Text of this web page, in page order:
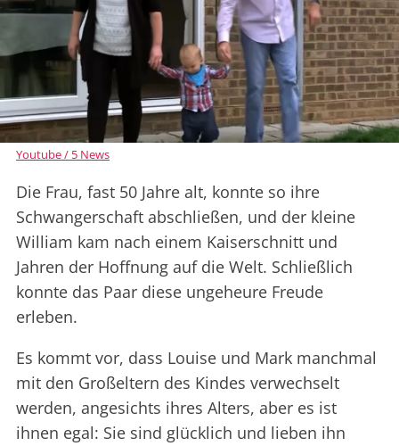
Youtube / 5 News
Die Frau, fast 50 Jahre alt, konnte so ihre
Schwangerschaft abschließen, und der kleine
William kam nach einem Kaiserschnitt und
Jahren der Hoffnung auf die Welt. Schließlich
konnte das Paar diese ungeheure Freude
erleben.
Es kommt vor, dass Louise und Mark manchmal
mit den Großeltern des Kindes verwechselt
werden, angesichts ihres Alters, aber es ist
ihnen egal: Sie sind glücklich und lieben ihn